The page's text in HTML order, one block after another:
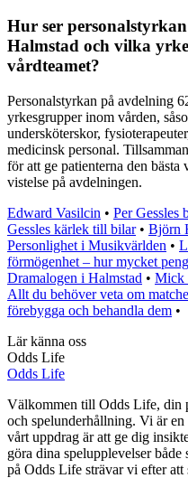
Hur ser
Halmstad och vilka
vårdteamet?
Personalstyrkan på avdelning
yrkesgrupper inom vården,
undersköterskor,
medicinsk personal.
för att ge patienterna den bästa
vistelse på avdelningen.
Edward Vasilcin • Per Gessles
Gessles kärlek till bilar• Björn
Personlighet i Musikvärlden •
förmögenhet – hur mycket
Dramalogen i Halmstad • Mick
Allt du behöver veta om
förebygga och behandla dem •
Lär känna oss
Odds Life
Odds Life
Välkommen till Odds Life, din
och spelunderhållning. Vi är
vårt uppdrag är att ge dig
göra dina spelupplevelser
på Odds Life strävar vi efter att